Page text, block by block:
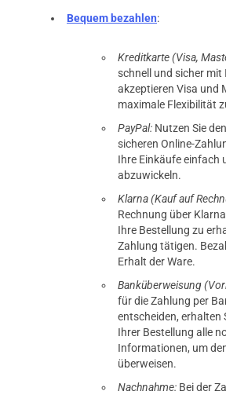
Bequem bezahlen:
Kreditkarte (Visa,
schnell und sicher
akzeptieren Visa und
maximale Flexibilität
PayPal: Nutzen Sie
sicheren Online-
Ihre Einkäufe einfach
abzuwickeln.
Klarna (Kauf auf
Rechnung über
Ihre Bestellung zu
Zahlung tätigen.
Erhalt der Ware.
Banküberweisung
für die Zahlung per
entscheiden, erhalten
Ihrer Bestellung alle
Informationen, um
überweisen.
Nachnahme: Bei der